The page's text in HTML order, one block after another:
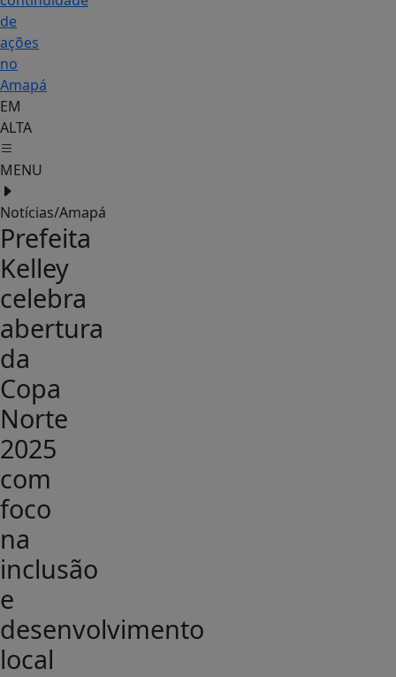
de
ações
no
Amapá
EM
ALTA
MENU
Notícias/Amapá
Prefeita
Kelley
celebra
abertura
da
Copa
Norte
2025
com
foco
na
inclusão
e
desenvolvimento
local